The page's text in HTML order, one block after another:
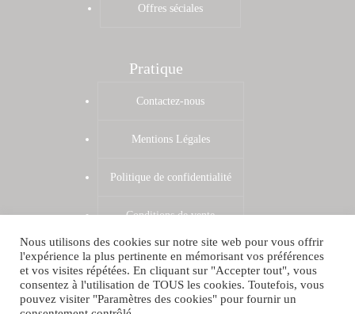
Offres séciales
Pratique
Contactez-nous
Mentions Légales
Politique de confidentialité
Conditions de vente
Zones de livraison
Shop par VPCRAZY
Nous utilisons des cookies sur notre site web pour vous offrir
l'expérience la plus pertinente en mémorisant vos préférences
et vos visites répétées. En cliquant sur "Accepter tout", vous
consentez à l'utilisation de TOUS les cookies. Toutefois, vous
pouvez visiter "Paramètres des cookies" pour fournir un